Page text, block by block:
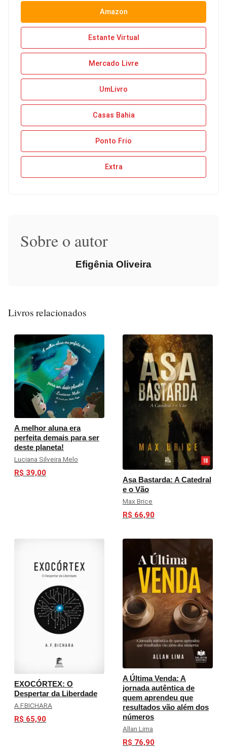
Amazon
Estante Virtual
Mercado Livre
UmLivro
Casas Bahia
Ponto Frio
Extra
Sobre o autor
Efigênia Oliveira
Livros relacionados
A melhor aluna era
perfeita demais para ser
deste planeta!
Luciana Silveira Melo
R$ 39,00
Asa Bastarda: A Catedral
e o Vão
Max Brice
R$ 66,90
EXOCÓRTEX: O
Despertar da Liberdade
A.F.BICHARA
R$ 65,90
A Última Venda: A
jornada autêntica de
quem aprendeu que
resultados vão além dos
números
Allan Lima
R$ 76,90